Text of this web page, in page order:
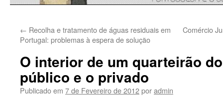
para
conteúdo
← Recolha e tratamento de águas residuais em
Portugal: problemas à espera de solução
Comércio
O interior de um quarteirão
público e o privado
Publicado em 7 de Fevereiro de 2012poradmin